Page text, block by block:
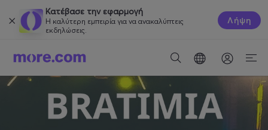
Κατέβασε την εφαρμογή
Η καλύτερη εμπειρία για να ανακαλύπτεις
εκδηλώσεις.
Λήψη